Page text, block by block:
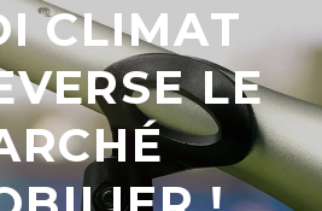
CLIMAT
LE